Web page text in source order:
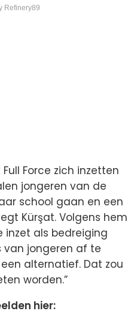
Refinery89
Force zich inzetten
jongeren van de
school gaan en een
Kürşat. Volgens hem
inzet als bedreiging
van jongeren af te
alternatief. Dat zou
worden.”
hier: